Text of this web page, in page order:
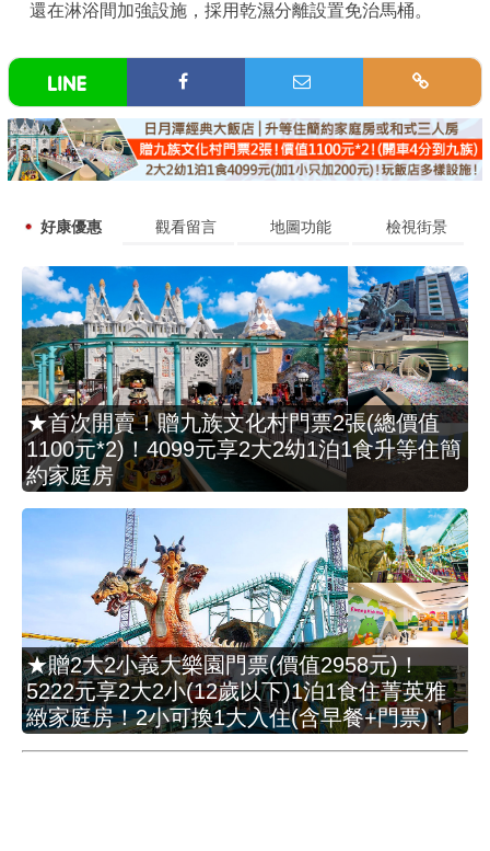
還在淋浴間加強設施，採用乾濕分離設置免治馬桶。
好康優惠 觀看留言 地圖功能 檢視街景
★首次開賣！贈九族文化村門票2張(總價值
1100元*2)！4099元享2大2幼1泊1食升等住簡
約家庭房
★贈2大2小義大樂園門票(價值2958元)！
5222元享2大2小(12歲以下)1泊1食住菁英雅
緻家庭房！2小可換1大入住(含早餐+門票)！